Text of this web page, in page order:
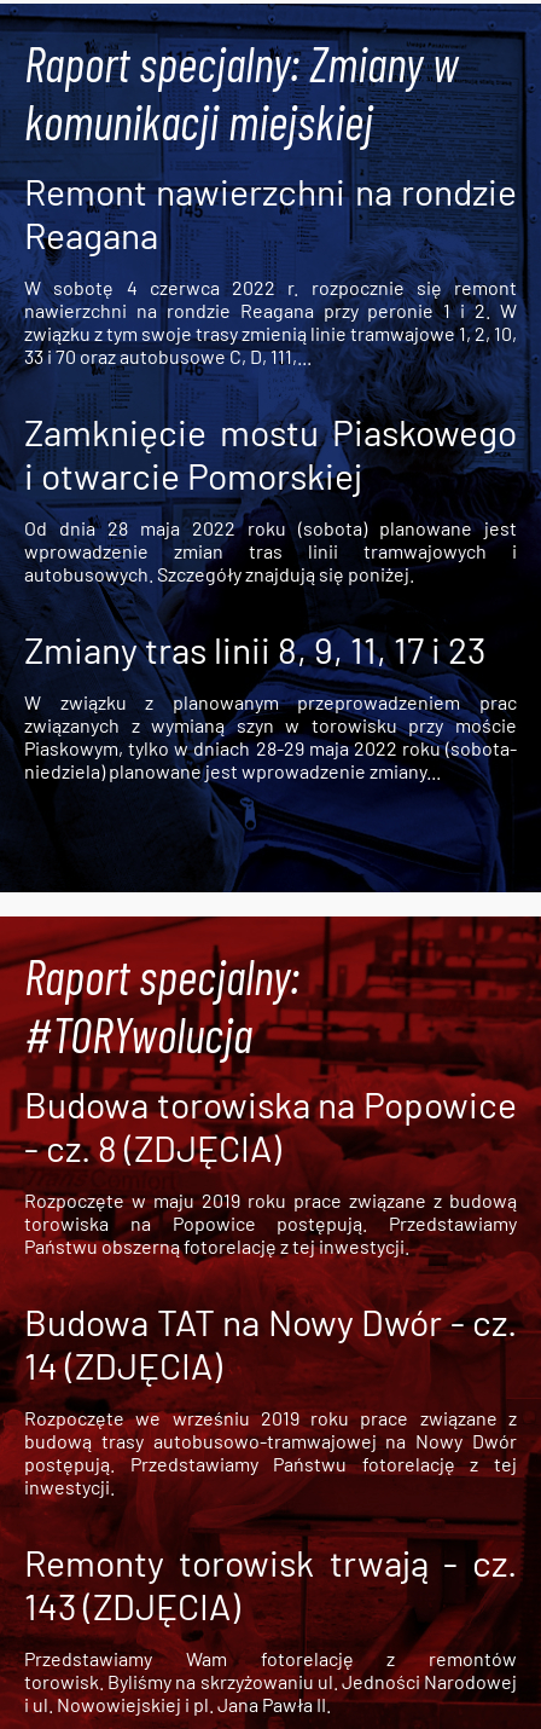
Raport specjalny: Zmiany w
komunikacji miejskiej
Remont nawierzchni na rondzie
Reagana
W sobotę 4 czerwca 2022 r. rozpocznie się remont
nawierzchni na rondzie Reagana przy peronie 1 i 2. W
związku z tym swoje trasy zmienią linie tramwajowe 1, 2, 10,
33 i 70 oraz autobusowe C, D, 111,...
Zamknięcie mostu Piaskowego
i otwarcie Pomorskiej
Od dnia 28 maja 2022 roku (sobota) planowane jest
wprowadzenie zmian tras linii tramwajowych i
autobusowych. Szczegóły znajdują się poniżej.
Zmiany tras linii 8, 9, 11, 17 i 23
W związku z planowanym przeprowadzeniem prac
związanych z wymianą szyn w torowisku przy moście
Piaskowym, tylko w dniach 28-29 maja 2022 roku (sobota-
niedziela) planowane jest wprowadzenie zmiany...
Raport specjalny:
#TORYwolucja
Budowa torowiska na Popowice
- cz. 8 (ZDJĘCIA)
Rozpoczęte w maju 2019 roku prace związane z budową
torowiska na Popowice
postępują. Przedstawiamy
Państwu obszerną fotorelację z tej inwestycji.
Budowa TAT na Nowy Dwór - cz.
14 (ZDJĘCIA)
Rozpoczęte we wrześniu 2019 roku prace związane z
budową trasy autobusowo-tramwajowej na Nowy Dwór
postępują. Przedstawiamy Państwu fotorelację z tej
inwestycji.
Remonty torowisk trwają - cz.
143 (ZDJĘCIA)
Przedstawiamy Wam fotorelację z remontów
torowisk. Byliśmy na skrzyżowaniu ul. Jedności Narodowej
i ul. Nowowiejskiej i pl. Jana Pawła II.